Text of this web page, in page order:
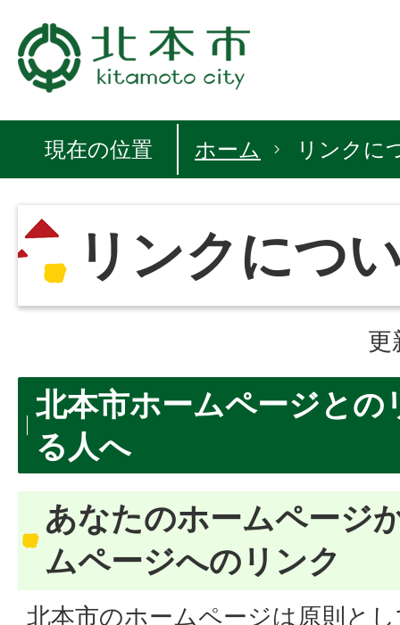
現在の位置 ホーム リンクに
リンクにつ
更
北本市ホームページとの
る人へ
あなたのホームページ
ムページへのリンク
北本市のホームページは原則と